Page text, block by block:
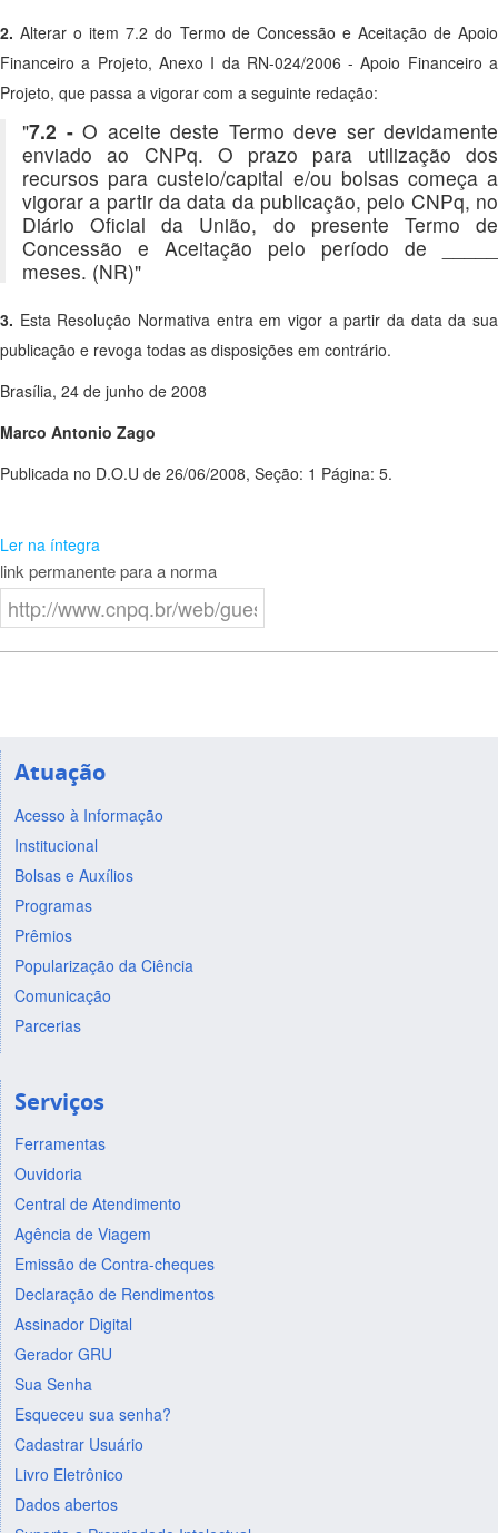
2. Alterar o item 7.2 do Termo de Concessão e Aceitação de Apoio
Financeiro a Projeto, Anexo I da RN-024/2006 - Apoio Financeiro a
Projeto, que passa a vigorar com a seguinte redação:
"7.2 -O aceite deste Termo deve ser devidamente
enviado ao CNPq. O prazo para utilização dos
recursos para custeio/capital e/ou bolsas começa a
vigorar a partir da data da publicação, pelo CNPq, no
Diário Oficial da União, do presente Termo de
Concessão e Aceitação pelo período de _____
meses. (NR)"
3. Esta Resolução Normativa entra em vigor a partir da data da sua
publicação e revoga todas as disposições em contrário.
Brasília, 24 de junho de 2008
Marco Antonio Zago
Publicada no D.O.U de 26/06/2008, Seção: 1 Página: 5.
Ler na íntegra
link permanente para a norma
Atuação
Acesso à Informação
Institucional
Bolsas e Auxílios
Programas
Prêmios
Popularização da Ciência
Comunicação
Parcerias
Serviços
Ferramentas
Ouvidoria
Central de Atendimento
Agência de Viagem
Emissão de Contra-cheques
Declaração de Rendimentos
Assinador Digital
Gerador GRU
Sua Senha
Esqueceu sua senha?
Cadastrar Usuário
Livro Eletrônico
Dados abertos